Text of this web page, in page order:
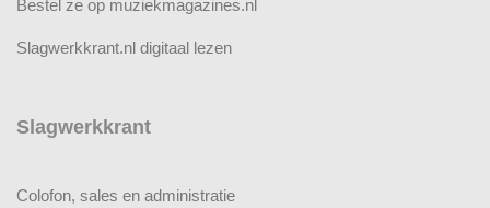
Bestel ze op muziekmagazines.nl
Slagwerkkrant.nl digitaal lezen
Slagwerkkrant
Colofon, sales en administratie